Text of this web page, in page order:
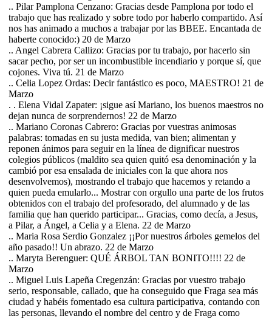
.. Pilar Pamplona Cenzano: Gracias desde Pamplona por todo el
trabajo que has realizado y sobre todo por haberlo compartido. Así
nos has animado a muchos a trabajar por las BBEE. Encantada de
haberte conocido:) 20 de Marzo
.. Angel Cabrera Callizo: Gracias por tu trabajo, por hacerlo sin
sacar pecho, por ser un incombustible incendiario y porque sí, que
cojones. Viva tú. 21 de Marzo
.. Celia Lopez Ordas: Decir fantástico es poco, MAESTRO! 21 de
Marzo
. . Elena Vidal Zapater: ¡sigue así Mariano, los buenos maestros no
dejan nunca de sorprendernos! 22 de Marzo
.. Mariano Coronas Cabrero: Gracias por vuestras animosas
palabras: tomadas en su justa medida, van bien; alimentan y
reponen ánimos para seguir en la línea de dignificar nuestros
colegios públicos (maldito sea quien quitó esa denominación y la
cambió por esa ensalada de iniciales con la que ahora nos
desenvolvemos), mostrando el trabajo que hacemos y retando a
quien pueda emularlo... Mostrar con orgullo una parte de los frutos
obtenidos con el trabajo del profesorado, del alumnado y de las
familia que han querido participar... Gracias, como decía, a Jesus,
a Pilar, a Ángel, a Celia y a Elena. 22 de Marzo
.. Maria Rosa Serdio Gonzalez ¡¡Por nuestros árboles gemelos del
año pasado!! Un abrazo. 22 de Marzo
.. Maryta Berenguer: QUÉ ÁRBOL TAN BONITO!!!! 22 de
Marzo
.. Miguel Luis Lapeña Cregenzán: Gracias por vuestro trabajo
serio, responsable, callado, que ha conseguido que Fraga sea más
ciudad y habéis fomentado esa cultura participativa, contando con
las personas, llevando el nombre del centro y de Fraga como